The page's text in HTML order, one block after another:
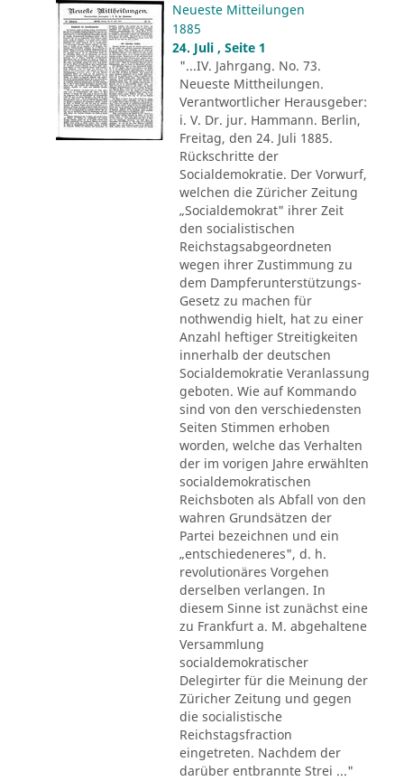
Neueste Mitteilungen
1885
24. Juli , Seite 1
"...IV. Jahrgang. No. 73.
Neueste Mittheilungen.
Verantwortlicher Herausgeber:
i. V. Dr. jur. Hammann. Berlin,
Freitag, den 24. Juli 1885.
Rückschritte der
Socialdemokratie. Der Vorwurf,
welchen die Züricher Zeitung
„Socialdemokrat" ihrer Zeit
den socialistischen
Reichstagsabgeordneten
wegen ihrer Zustimmung zu
dem Dampferunterstützungs-
Gesetz zu machen für
nothwendig hielt, hat zu einer
Anzahl heftiger Streitigkeiten
innerhalb der deutschen
Socialdemokratie Veranlassung
geboten. Wie auf Kommando
sind von den verschiedensten
Seiten Stimmen erhoben
worden, welche das Verhalten
der im vorigen Jahre erwählten
socialdemokratischen
Reichsboten als Abfall von den
wahren Grundsätzen der
Partei bezeichnen und ein
„entschiedeneres", d. h.
revolutionäres Vorgehen
derselben verlangen. In
diesem Sinne ist zunächst eine
zu Frankfurt a. M. abgehaltene
Versammlung
socialdemokratischer
Delegirter für die Meinung der
Züricher Zeitung und gegen
die socialistische
Reichstagsfraction
eingetreten. Nachdem der
darüber entbrannte Strei ..."